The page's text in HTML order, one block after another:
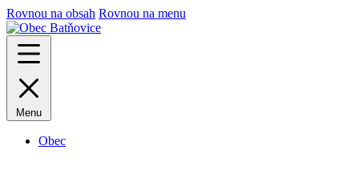
Rovnou na obsah Rovnou na menu
Menu
Obec